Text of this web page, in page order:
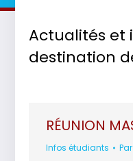
Actualités et
destination
RÉUNION
Infos étudiants